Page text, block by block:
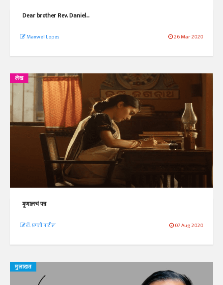
Dear brother Rev. Daniel...
Maxwel Lopes 26 Mar 2020
लेख
मृणालचं पत्र
डॉ. प्रगती पाटील 07 Aug 2020
मुलाखत